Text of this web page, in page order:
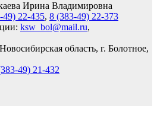
Ирина Владимировна
49) 22-435, 8 (383-49) 22-373
ksw_bol@mail.ru,
область, г. Болотное,
49) 21-432